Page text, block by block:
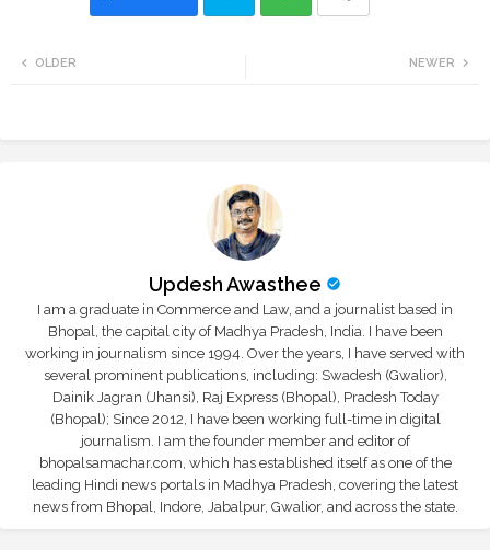
NEWER
OLDER
Updesh Awasthee
I am a graduate in Commerce and Law, and a journalist based in
Bhopal, the capital city of Madhya Pradesh, India. I have been
working in journalism since 1994. Over the years, I have served with
several prominent publications, including: Swadesh (Gwalior),
Dainik Jagran (Jhansi), Raj Express (Bhopal), Pradesh Today
(Bhopal); Since 2012, I have been working full-time in digital
journalism. I am the founder member and editor of
bhopalsamachar.com, which has established itself as one of the
leading Hindi news portals in Madhya Pradesh, covering the latest
news from Bhopal, Indore, Jabalpur, Gwalior, and across the state.